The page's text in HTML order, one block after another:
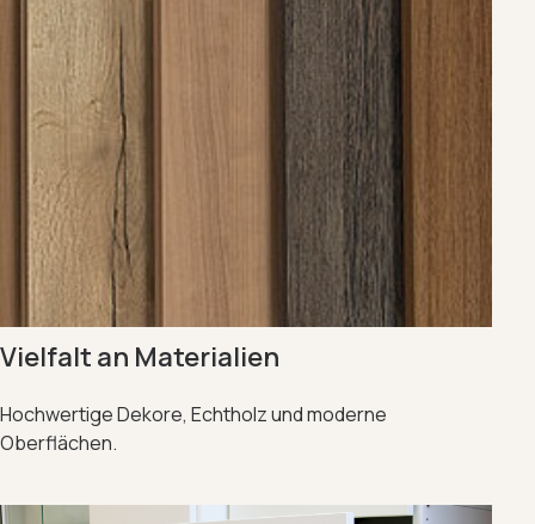
Vielfalt an Materialien
Hochwertige Dekore, Echtholz und moderne
Oberflächen.